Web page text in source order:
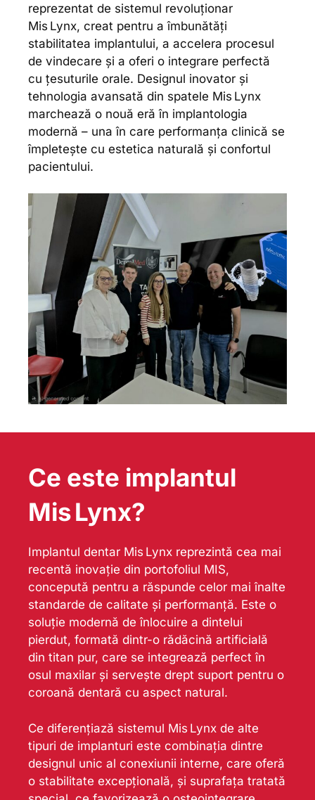
reprezentat de sistemul revoluționar
Mis Lynx, creat pentru a îmbunătăți
stabilitatea implantului, a accelera procesul
de vindecare și a oferi o integrare perfectă
cu țesuturile orale. Designul inovator și
tehnologia avansată din spatele Mis Lynx
marchează o nouă eră în implantologia
modernă – una în care performanța clinică se
împletește cu estetica naturală și confortul
pacientului.
Ce este implantul
Mis Lynx?
Implantul dentar Mis Lynx reprezintă cea mai
recentă inovație din portofoliul MIS,
concepută pentru a răspunde celor mai înalte
standarde de calitate și performanță. Este o
soluție modernă de înlocuire a dintelui
pierdut, formată dintr-o rădăcină artificială
din titan pur, care se integrează perfect în
osul maxilar și servește drept suport pentru o
coroană dentară cu aspect natural.
Ce diferențiază sistemul Mis Lynx de alte
tipuri de implanturi este combinația dintre
designul unic al conexiunii interne, care oferă
o stabilitate excepțională, și suprafața tratată